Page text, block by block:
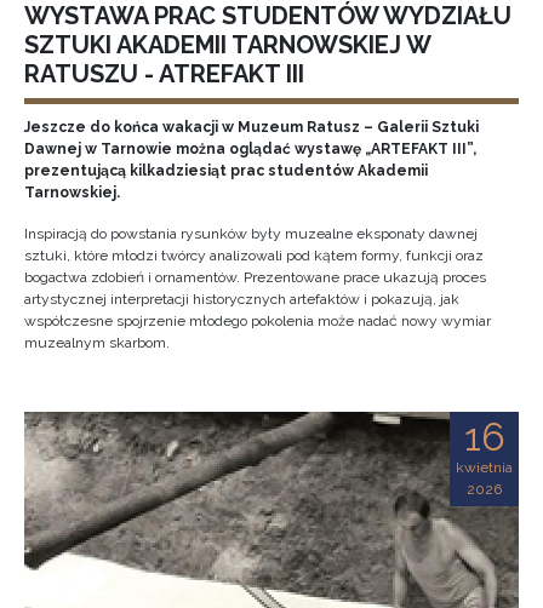
WYSTAWA PRAC STUDENTÓW WYDZIAŁU
SZTUKI AKADEMII TARNOWSKIEJ W
RATUSZU - ATREFAKT III
Jeszcze do końca wakacji w Muzeum Ratusz – Galerii Sztuki
Dawnej w Tarnowie można oglądać wystawę „ARTEFAKT III”,
prezentującą kilkadziesiąt prac studentów Akademii
Tarnowskiej.
Inspiracją do powstania rysunków były muzealne eksponaty dawnej
sztuki, które młodzi twórcy analizowali pod kątem formy, funkcji oraz
bogactwa zdobień i ornamentów. Prezentowane prace ukazują proces
artystycznej interpretacji historycznych artefaktów i pokazują, jak
współczesne spojrzenie młodego pokolenia może nadać nowy wymiar
muzealnym skarbom.
16
kwietnia
2026